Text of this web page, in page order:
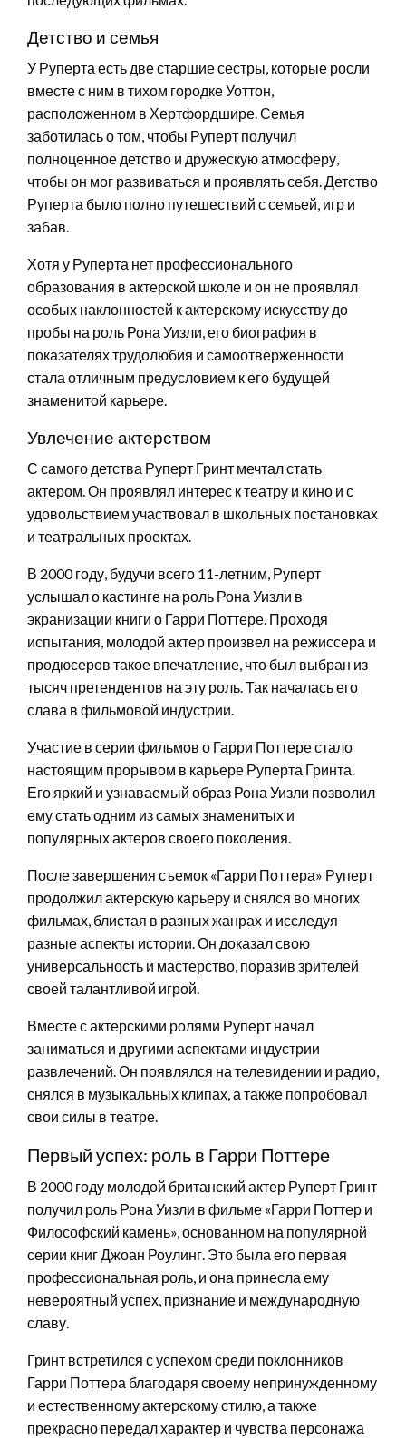
Детство и семья
У Руперта есть две старшие сестры, которые росли
вместе с ним в тихом городке Уоттон,
расположенном в Хертфордшире. Семья
заботилась о том, чтобы Руперт получил
полноценное детство и дружескую атмосферу,
чтобы он мог развиваться и проявлять себя. Детство
Руперта было полно путешествий с семьей, игр и
забав.
Хотя у Руперта нет профессионального
образования в актерской школе и он не проявлял
особых наклонностей к актерскому искусству до
пробы на роль Рона Уизли, его биография в
показателях трудолюбия и самоотверженности
стала отличным предусловием к его будущей
знаменитой карьере.
Увлечение актерством
С самого детства Руперт Гринт мечтал стать
актером. Он проявлял интерес к театру и кино и с
удовольствием участвовал в школьных постановках
и театральных проектах.
В 2000 году, будучи всего 11-летним, Руперт
услышал о кастинге на роль Рона Уизли в
экранизации книги о Гарри Поттере. Проходя
испытания, молодой актер произвел на режиссера и
продюсеров такое впечатление, что был выбран из
тысяч претендентов на эту роль. Так началась его
слава в фильмовой индустрии.
Участие в серии фильмов о Гарри Поттере стало
настоящим прорывом в карьере Руперта Гринта.
Его яркий и узнаваемый образ Рона Уизли позволил
ему стать одним из самых знаменитых и
популярных актеров своего поколения.
После завершения съемок «Гарри Поттера» Руперт
продолжил актерскую карьеру и снялся во многих
фильмах, блистая в разных жанрах и исследуя
разные аспекты истории. Он доказал свою
универсальность и мастерство, поразив зрителей
своей талантливой игрой.
Вместе с актерскими ролями Руперт начал
заниматься и другими аспектами индустрии
развлечений. Он появлялся на телевидении и радио,
снялся в музыкальных клипах, а также попробовал
свои силы в театре.
Первый успех: роль в Гарри Поттере
В 2000 году молодой британский актер Руперт Гринт
получил роль Рона Уизли в фильме «Гарри Поттер и
Философский камень», основанном на популярной
серии книг Джоан Роулинг. Это была его первая
профессиональная роль, и она принесла ему
невероятный успех, признание и международную
славу.
Гринт встретился с успехом среди поклонников
Гарри Поттера благодаря своему непринужденному
и естественному актерскому стилю, а также
прекрасно передал характер и чувства персонажа